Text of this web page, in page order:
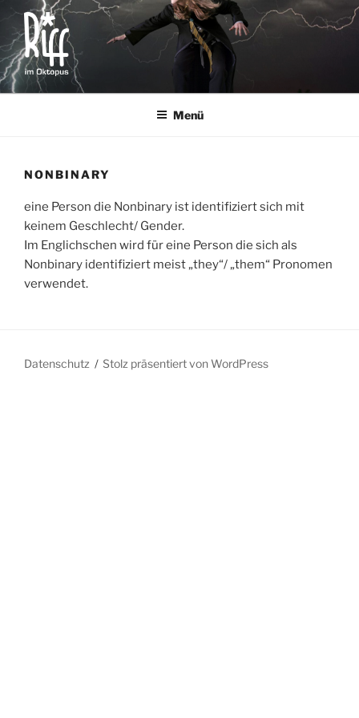
Zum
Inhalt
springen
RIFF IM OKTOPUS
für alle von 8 bis 14 Jahren
Menü
NONBINARY
eine Person die Nonbinary ist identifiziert sich mit
keinem Geschlecht/ Gender.
Im Englichschen wird für eine Person die sich als
Nonbinary identifiziert meist „they“/ „them“ Pronomen
verwendet.
Datenschutz Stolz präsentiert von WordPress